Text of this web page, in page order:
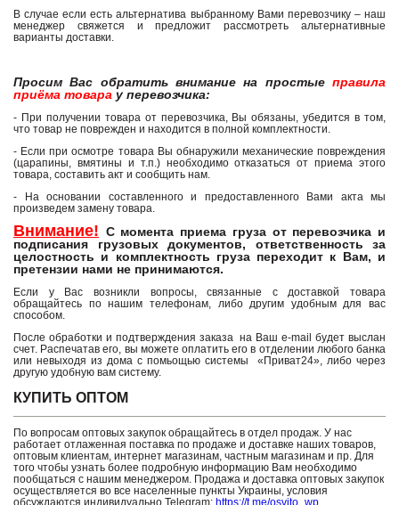
В случае если есть альтернатива выбранному Вами перевозчику – наш
менеджер свяжется и предложит рассмотреть альтернативные
варианты доставки.
Просим Вас обратить внимание на простые правила
приёма товара у перевозчика:
- При получении товара от перевозчика, Вы обязаны, убедится в том,
что товар не поврежден и находится в полной комплектности.
- Если при осмотре товара Вы обнаружили механические повреждения
(царапины, вмятины и т.п.) необходимо отказаться от приема этого
товара, составить акт и сообщить нам.
- На основании составленного и предоставленного Вами акта мы
произведем замену товара.
Внимание! С момента приема груза от перевозчика и
подписания грузовых документов, ответственность за
целостность и комплектность груза переходит к Вам, и
претензии нами не принимаются.
Если у Вас возникли вопросы, связанные с доставкой товара
обращайтесь по нашим телефонам, либо другим удобным для вас
способом.
После обработки и подтверждения заказа на Ваш e-mail будет выслан
счет. Распечатав его, вы можете оплатить его в отделении любого банка
или невыходя из дома с помьощью системы «Приват24», либо через
другую удобную вам систему.
КУПИТЬ ОПТОМ
По вопросам оптовых закупок обращайтесь в отдел продаж. У нас
работает отлаженная поставка по продаже и доставке наших товаров,
оптовым клиентам, интернет магазинам, частным магазинам и пр. Для
того чтобы узнать более подробную информацию Вам необходимо
пообщаться с нашим менеджером. Продажа и доставка оптовых закупок
осуществляется во все населенные пункты Украины, условия